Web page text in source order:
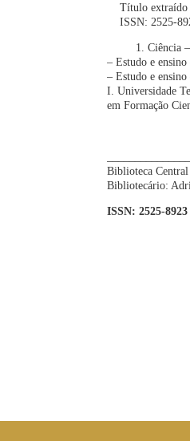
Título extraído
ISSN: 2525-
1. Ciência –
– Estudo e
– Estudo e
I. Universidade
em Formação
Biblioteca
Bibliotecário:
ISSN: 2525-8923